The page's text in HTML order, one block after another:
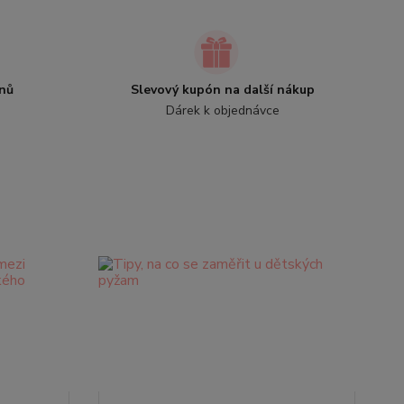
Slevový kupón na další nákup
Dárek k objednávce